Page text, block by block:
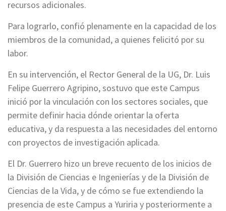
recursos adicionales.
Para lograrlo, confió plenamente en la capacidad de los
miembros de la comunidad, a quienes felicitó por su
labor.
En su intervención, el Rector General de la UG, Dr. Luis
Felipe Guerrero Agripino, sostuvo que este Campus
inició por la vinculación con los sectores sociales, que
permite definir hacia dónde orientar la oferta
educativa, y da respuesta a las necesidades del entorno
con proyectos de investigación aplicada.
El Dr. Guerrero hizo un breve recuento de los inicios de
la División de Ciencias e Ingenierías y de la División de
Ciencias de la Vida, y de cómo se fue extendiendo la
presencia de este Campus a Yuriria y posteriormente a